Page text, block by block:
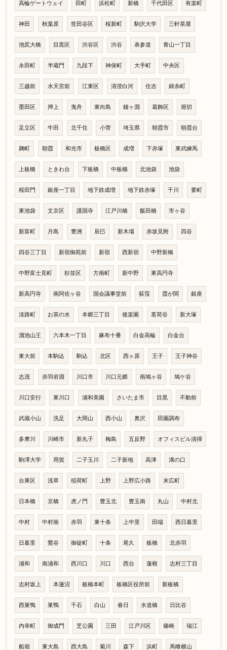
高輪ゲートウェイ 田町 浜松町 新橋 千代田区 有楽町
神田 秋葉原 世田谷区 桜新町 駒沢大学 三軒茶屋
池尻大橋 目黒区 渋谷区 渋谷 表参道 青山一丁目
永田町 半蔵門 九段下 神保町 大手町 中央区
三越前 水天宮前 江東区 清澄白河 住吉 錦糸町
墨田区 押上 曳舟 東向島 鐘ヶ淵 葛飾区 堀切
足立区 牛田 北千住 小菅 埼玉県 朝霞市 朝霞台
麹町 朝霞 和光市 板橋区 成増 下赤塚 東武練馬
上板橋 ときわ台 下板橋 中板橋 北池袋 池袋
桜田門 銀座一丁目 地下鉄成増 地下鉄赤塚 千川 要町
東池袋 文京区 護国寺 江戸川橋 飯田橋 市ヶ谷
新富町 月島 豊洲 辰巳 新木場 赤坂見附 四谷
四谷三丁目 新宿御苑前 新宿 西新宿 中野新橋
中野富士見町 杉並区 方南町 新中野 東高円寺
新高円寺 南阿佐ヶ谷 国会議事堂前 荻窪 霞が関 銀座
淡路町 お茶の水 本郷三丁目 後楽園 茗荷谷 新大塚
溜池山王 六本木一丁目 麻布十番 白金高輪 白金台
東大前 本駒込 駒込 北区 西ヶ原 王子 王子神谷
志茂 赤羽岩淵 川口市 川口元郷 南鳩ヶ谷 鳩ケ谷
川口安行 東川口 浦和美園 さいたま市 目黒 不動前
武蔵小山 洗足 大岡山 西小山 奥沢 田園調布
多摩川 川崎市 新丸子 梅島 五反野 オフィスビル清掃
駒澤大学 用賀 二子玉川 二子新地 高津 溝の口
台東区 浅草 稲荷町 上野 上野広小路 末広町
日本橋 京橋 虎ノ門 豊玉北 豊玉南 丸山 中村北
中村 中村南 赤羽 東十条 上中里 田端 西日暮里
日暮里 鶯谷 御徒町 十条 尾久 板橋 北赤羽
浦和 南浦和 西川口 川口 西台 蓮根 志村三丁目
志村坂上 本蓮沼 板橋本町 板橋区役所前 新板橋
西巣鴨 巣鴨 千石 白山 春日 水道橋 日比谷
内幸町 御成門 芝公園 三田 江戸川区 篠崎 瑞江
船堀 東大島 西大島 菊川 森下 浜町 馬喰横山